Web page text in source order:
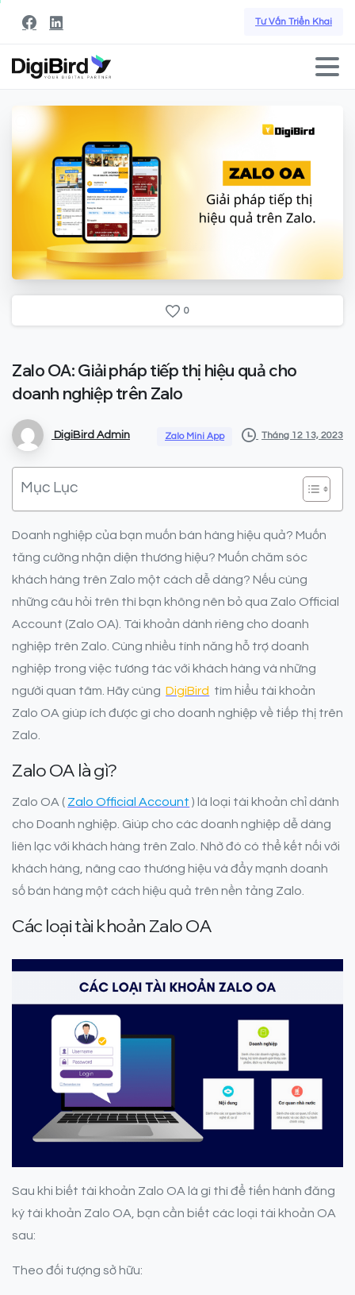
Tư Vấn Triển Khai
0
ZaloOA:Giảipháptiếpthị hiệu quảcho
doanh nghiệptrên Zalo
DigiBird Admin Zalo Mini App Tháng 12 13, 2023
Mục Lục
Doanh nghiệp của bạn muốn bán hàng hiệu quả? Muốn
tăng cường nhận diện thương hiệu? Muốn chăm sóc
khách hàng trên Zalo một cách dễ dàng? Nếu cùng
những câu hỏi trên thì bạn không nên bỏ qua Zalo Official
Account (Zalo OA). Tài khoản dành riêng cho doanh
nghiệp trên Zalo. Cùng nhiều tính năng hỗ trợ doanh
nghiệp trong việc tương tác với khách hàng và những
người quan tâm. Hãy cùng DigiBird tìm hiểu tài khoản
Zalo OA giúp ích được gì cho doanh nghiệp về tiếp thị trên
Zalo.
Zalo OA là gì?
Zalo OA ( Zalo Official Account ) là loại tài khoản chỉ dành
cho Doanh nghiệp. Giúp cho các doanh nghiệp dễ dàng
liên lạc với khách hàng trên Zalo. Nhờ đó có thể kết nối với
khách hàng, nâng cao thương hiệu và đẩy mạnh doanh
số bán hàng một cách hiệu quả trên nền tảng Zalo.
Các loại tài khoản Zalo OA
Sau khi biết tài khoản Zalo OA là gì thì để tiến hành đăng
ký tài khoản Zalo OA, bạn cần biết các loại tài khoản OA
sau:
Theo đối tượng sở hữu: